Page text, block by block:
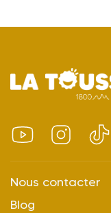
Nous contacter
Blog